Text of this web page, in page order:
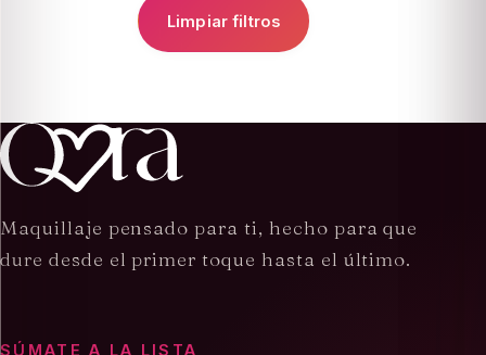
Limpiar filtros
Maquillaje pensado para ti, hecho para que
dure desde el primer toque hasta el último.
SÚMATE A LA LISTA